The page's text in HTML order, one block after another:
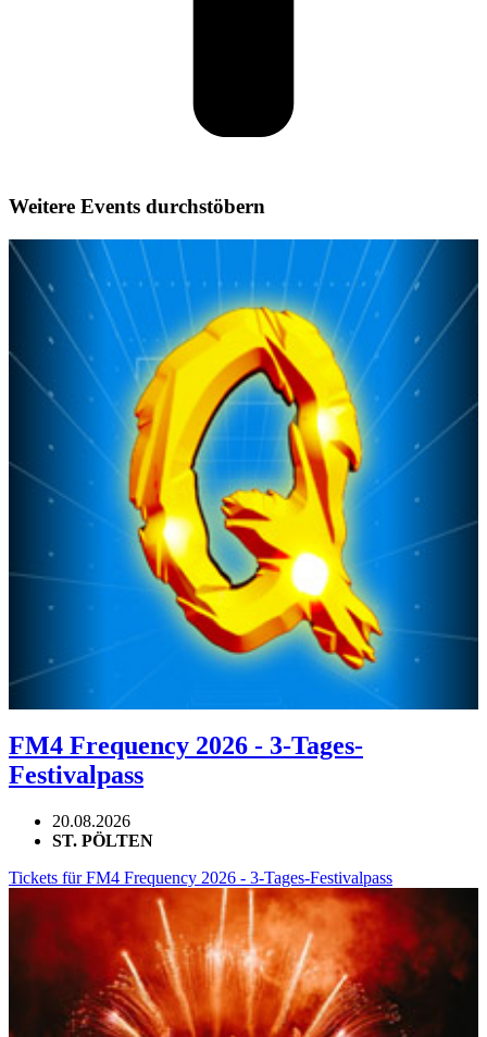
Weitere Events durchstöbern
FM4 Frequency 2026 - 3-Tages-
Festivalpass
20.08.2026
ST. PÖLTEN
Tickets für FM4 Frequency 2026 - 3-Tages-Festivalpass